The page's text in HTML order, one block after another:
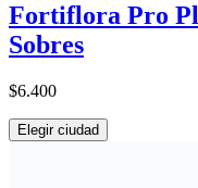
Fortiflora Pro
Sobres
$6.400
Elegir ciudad